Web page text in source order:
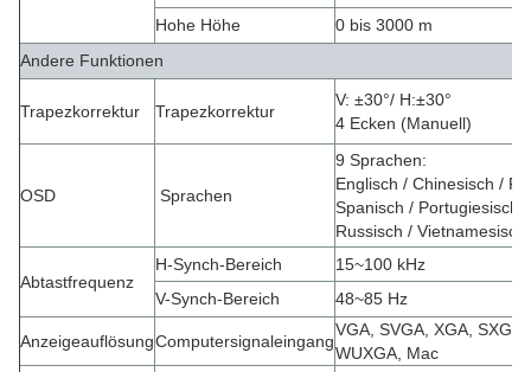
Hohe Höhe
0 bis 3000 m
Andere Funktionen
Trapezkorrektur Trapezkorrektur
V: ±30°/ H:±30°
4 Ecken (Manuell)
OSD Sprachen
9 Sprachen:
Englisch / Chinesisch /
Spanisch / Portugiesisch
Russisch / Vietnamesisch
Abtastfrequenz
H-Synch-Bereich
15~100 kHz
V-Synch-Bereich
48~85 Hz
AnzeigeauflösungComputersignaleingang
VGA, SVGA, XGA,
WUXGA, Mac